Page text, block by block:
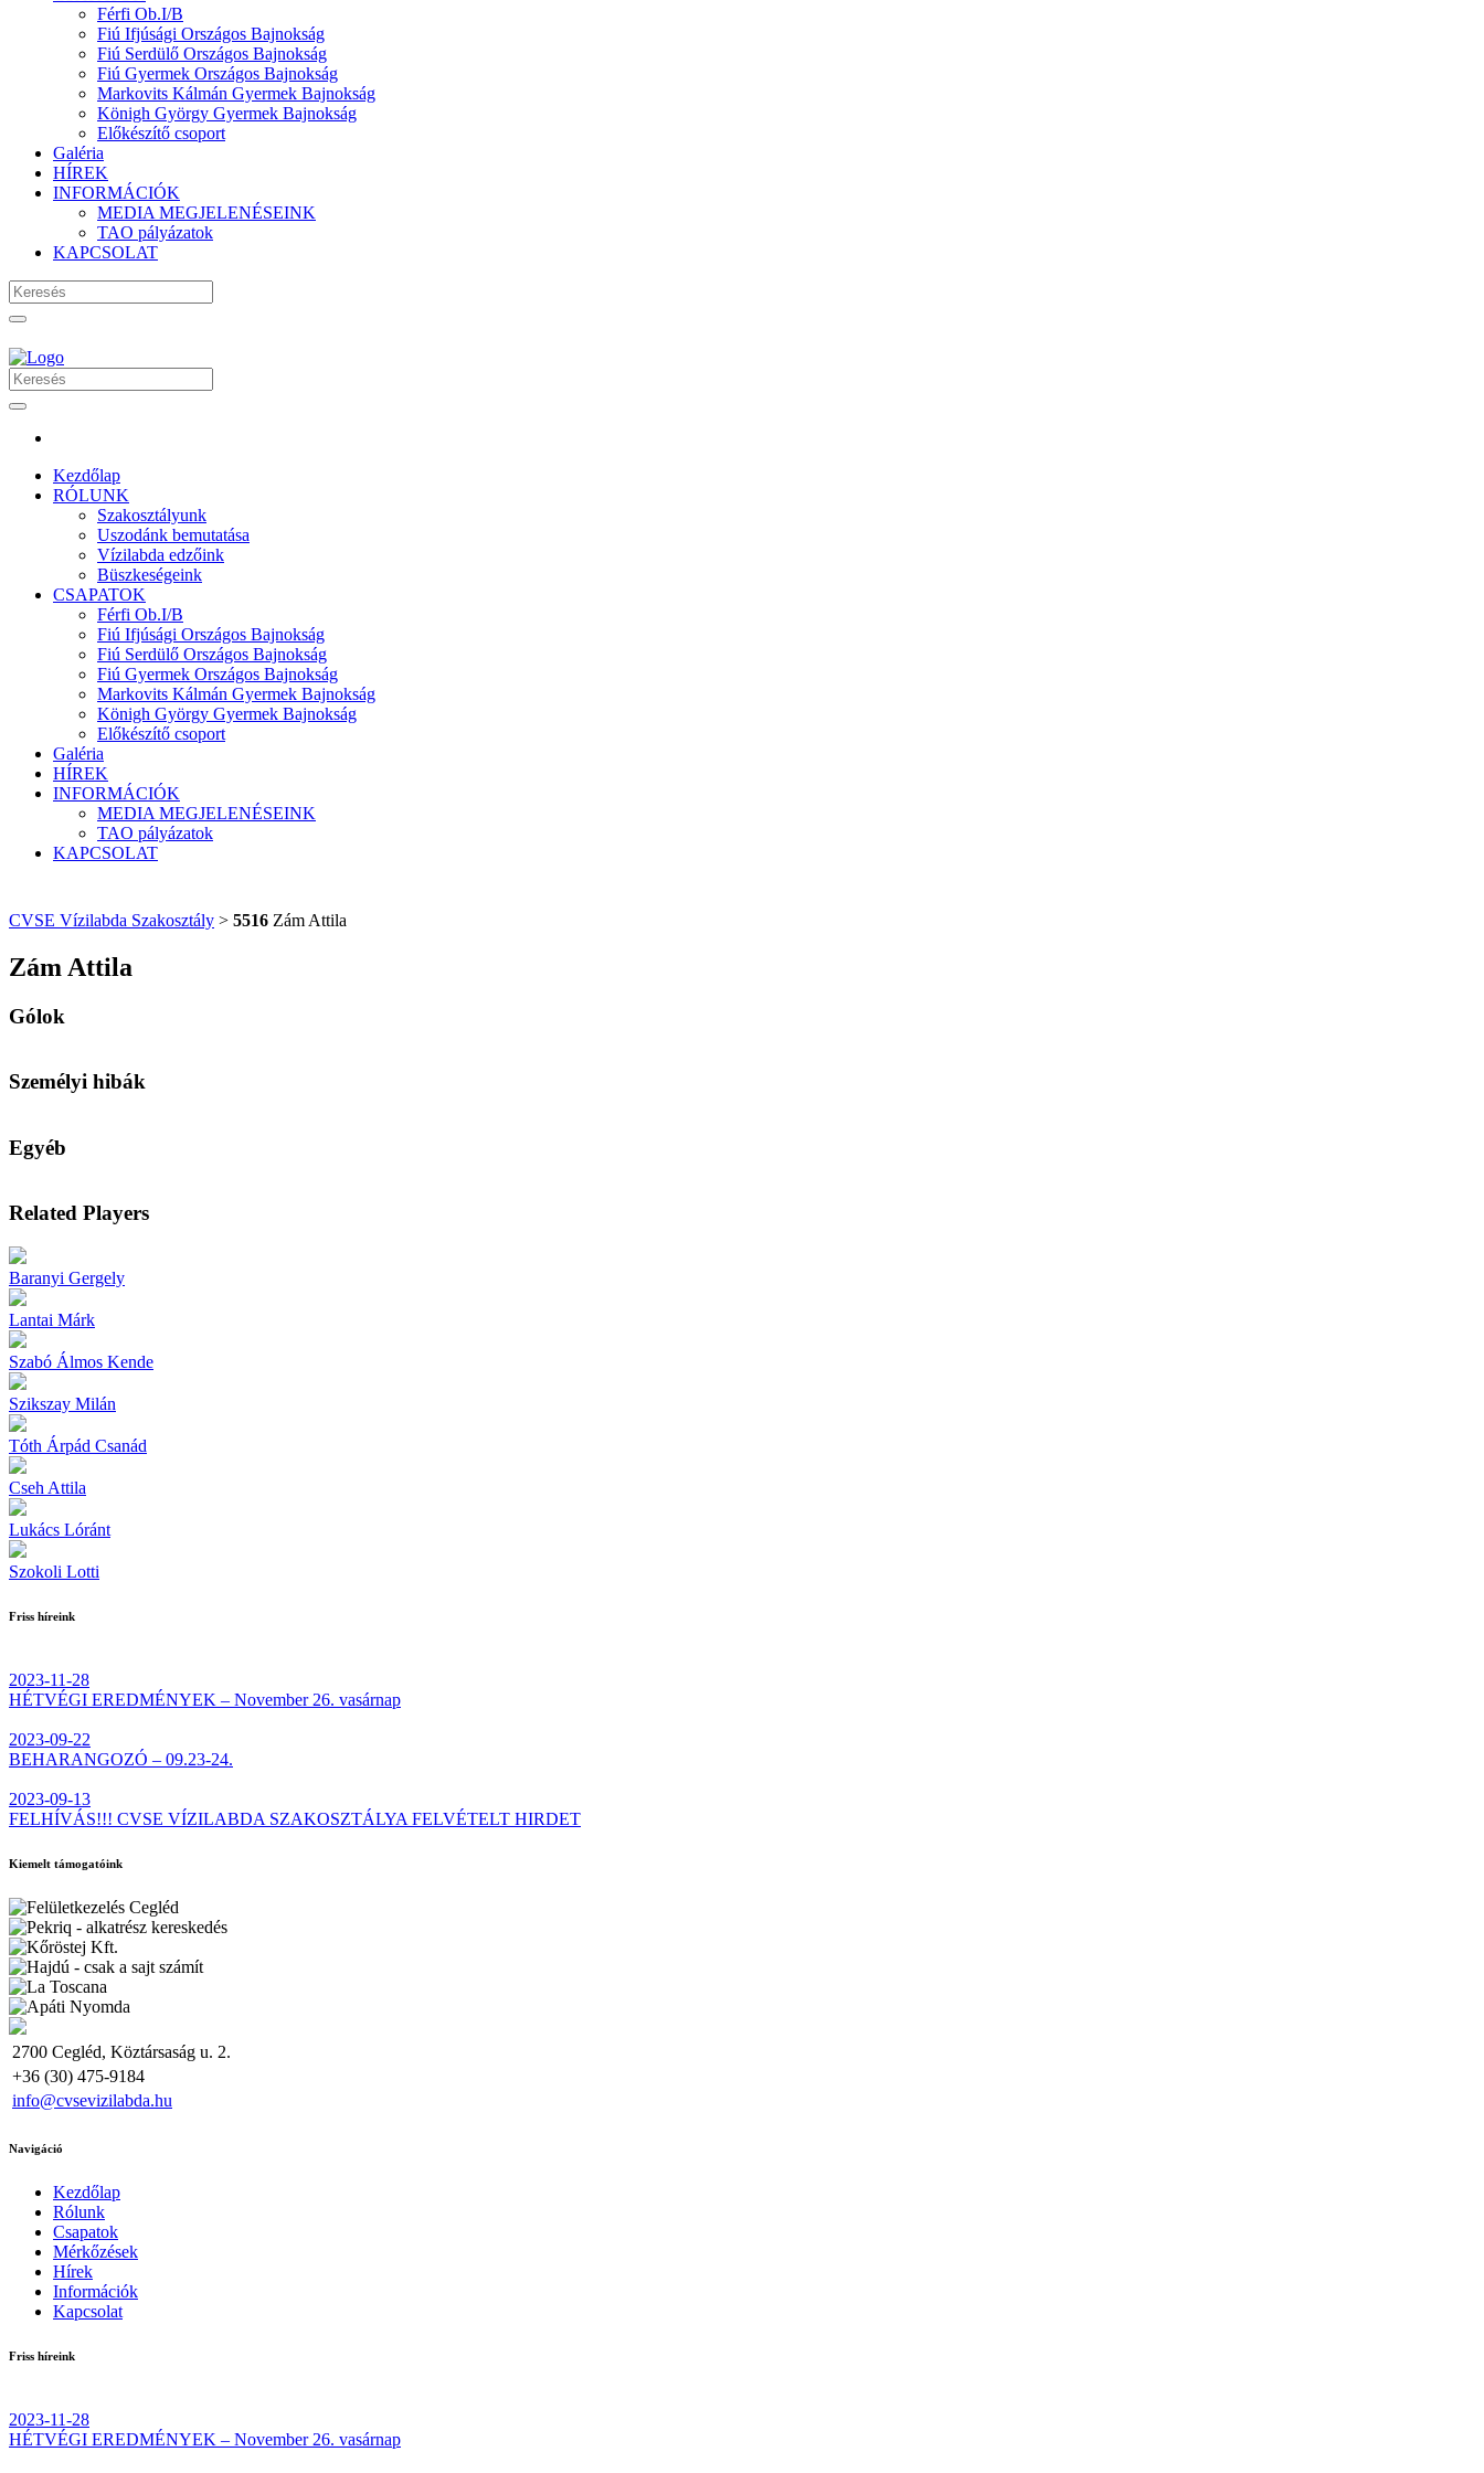
Férfi Ob.I/B
Fiú Ifjúsági Országos Bajnokság
Fiú Serdülő Országos Bajnokság
Fiú Gyermek Országos Bajnokság
Markovits Kálmán Gyermek Bajnokság
Königh György Gyermek Bajnokság
Előkészítő csoport
Galéria
HÍREK
INFORMÁCIÓK
MEDIA MEGJELENÉSEINK
TAO pályázatok
KAPCSOLAT
Kezdőlap
RÓLUNK
Szakosztályunk
Uszodánk bemutatása
Vízilabda edzőink
Büszkeségeink
CSAPATOK
Férfi Ob.I/B
Fiú Ifjúsági Országos Bajnokság
Fiú Serdülő Országos Bajnokság
Fiú Gyermek Országos Bajnokság
Markovits Kálmán Gyermek Bajnokság
Königh György Gyermek Bajnokság
Előkészítő csoport
Galéria
HÍREK
INFORMÁCIÓK
MEDIA MEGJELENÉSEINK
TAO pályázatok
KAPCSOLAT
CVSE Vízilabda Szakosztály > 5516 Zám Attila
Zám Attila
Gólok
Személyi hibák
Egyéb
Related Players
Baranyi Gergely
Lantai Márk
Szabó Álmos Kende
Szikszay Milán
Tóth Árpád Csanád
Cseh Attila
Lukács Lóránt
Szokoli Lotti
Friss híreink
2023-11-28
HÉTVÉGI EREDMÉNYEK – November 26. vasárnap
2023-09-22
BEHARANGOZÓ – 09.23-24.
2023-09-13
FELHÍVÁS!!! CVSE VÍZILABDA SZAKOSZTÁLYA FELVÉTELT HIRDET
Kiemelt támogatóink
2700 Cegléd, Köztársaság u. 2.
+36 (30) 475-9184
info@cvsevizilabda.hu
Navigáció
Kezdőlap
Rólunk
Csapatok
Mérkőzések
Hírek
Információk
Kapcsolat
Friss híreink
2023-11-28
HÉTVÉGI EREDMÉNYEK – November 26. vasárnap